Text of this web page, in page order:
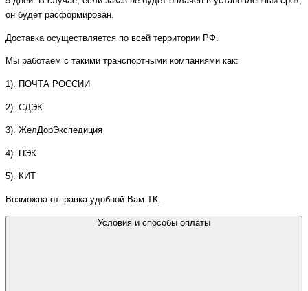
он будет расформирован.
Доставка осуществляется по всей территории РФ.
Мы работаем с такими транспортными компаниями как:
1). ПОЧТА РОССИИ
2). СДЭК
3). ЖелДорЭкспедиция
4). ПЭК
5). КИТ
Возможна отправка удобной Вам ТК.
Условия и способы оплаты